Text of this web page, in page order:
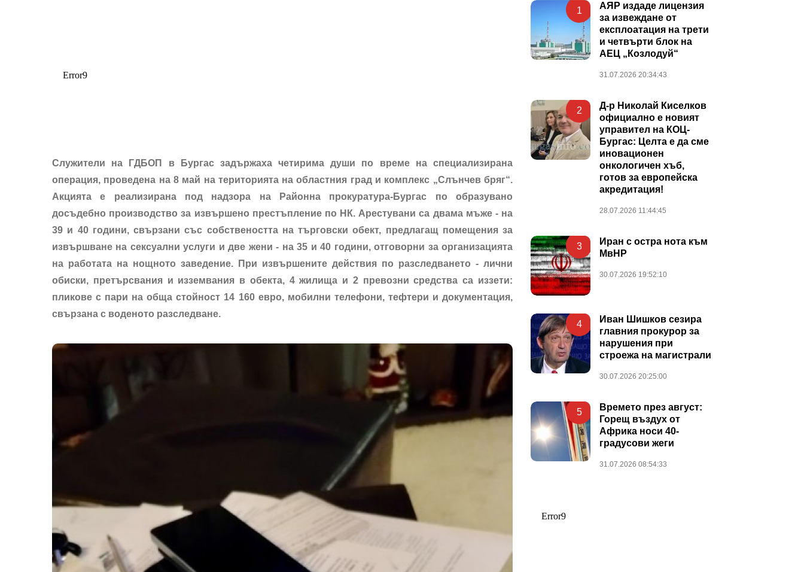
Служители на ГДБОП в Бургас задържаха четирима души по време на специализирана
операция, проведена на 8 май на територията на областния град и комплекс „Слънчев бряг“.
Акцията е реализирана под надзора на Районна прокуратура-Бургас по образувано
досъдебно производство за извършено престъпление по НК. Арестувани са двама мъже - на
39 и 40 години, свързани със собствеността на търговски обект, предлагащ помещения за
извършване на сексуални услуги и две жени - на 35 и 40 години, отговорни за организацията
на работата на нощното заведение. При извършените действия по разследването - лични
обиски, претърсвания и изземвания в обекта, 4 жилища и 2 превозни средства са иззети:
пликове с пари на обща стойност 14 160 евро, мобилни телефони, тефтери и документация,
свързана с воденото разследване.
1
АЯР издаде лицензия
за извеждане от
експлоатация на трети
и четвърти блок на
АЕЦ „Козлодуй“
31.07.2026 20:34:43
2
Д-р Николай Киселков
официално е новият
управител на КОЦ-
Бургас: Целта е да сме
иновационен
онкологичен хъб,
готов за европейска
акредитация!
28.07.2026 11:44:45
3
Иран с остра нота към
МвНР
30.07.2026 19:52:10
4
Иван Шишков сезира
главния прокурор за
нарушения при
строежа на магистрали
30.07.2026 20:25:00
5
Времето през август:
Горещ въздух от
Африка носи 40-
градусови жеги
31.07.2026 08:54:33